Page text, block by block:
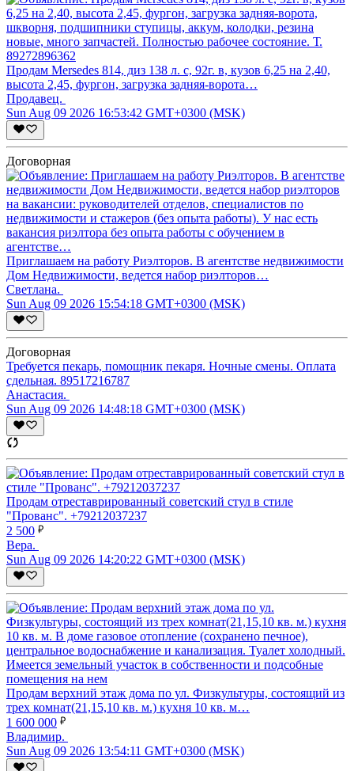
Продам Mersedes 814, диз 138 л. с, 92г. в, кузов 6,25 на 2,40,
высота 2,45, фургон, загрузка задняя-ворота…
Продавец.
Sun Aug 09 2026 16:53:42 GMT+0300 (MSK)
Договорная
Приглашаем на работу Риэлторов. В агентстве недвижимости
Дом Недвижимости, ведется набор риэлторов…
Светлана.
Sun Aug 09 2026 15:54:18 GMT+0300 (MSK)
Договорная
Требуется пекарь, помощник пекаря. Ночные смены. Оплата
сдельная. 89517216787
Анастасия.
Sun Aug 09 2026 14:48:18 GMT+0300 (MSK)
Продам отреставрированный советский стул в стиле
"Прованс". +79212037237
2 500
Вера.
Sun Aug 09 2026 14:20:22 GMT+0300 (MSK)
Продам верхний этаж дома по ул. Физкультуры, состоящий из
трех комнат(21,15,10 кв. м.) кухня 10 кв. м…
1 600 000
Владимир.
Sun Aug 09 2026 13:54:11 GMT+0300 (MSK)